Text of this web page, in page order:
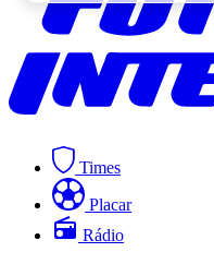
Times
Placar
Rádio